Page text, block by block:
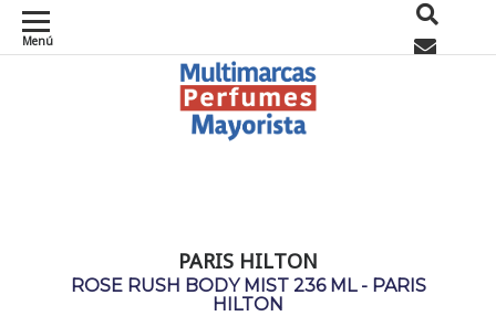
Menú
PARIS HILTON
ROSE RUSH BODY MIST 236 ML - PARIS
HILTON